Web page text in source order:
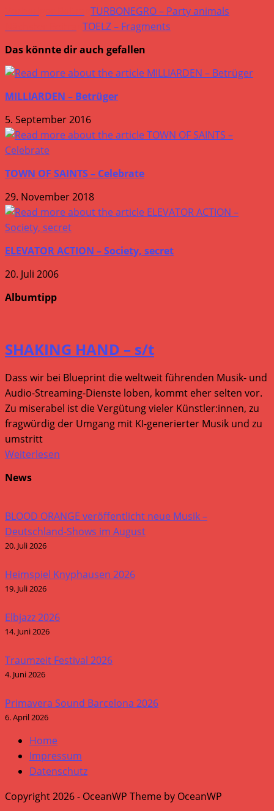
Weitere
Artikel
ansehen
TURBONEGRO – Party animals
TOELZ – Fragments
Das könnte dir auch gefallen
MILLIARDEN – Betrüger
5. September 2016
TOWN OF SAINTS – Celebrate
29. November 2018
ELEVATOR ACTION – Society, secret
20. Juli 2006
Albumtipp
SHAKING HAND – s/t
Dass wir bei Blueprint die weltweit führenden Musik- und
Audio-Streaming-Dienste loben, kommt eher selten vor.
Zu miserabel ist die Vergütung vieler Künstler:innen, zu
fragwürdig der Umgang mit KI-generierter Musik und zu
umstritt
Weiterlesen
News
BLOOD ORANGE veröffentlicht neue Musik –
Deutschland-Shows im August
20. Juli 2026
Heimspiel Knyphausen 2026
19. Juli 2026
Elbjazz 2026
14. Juni 2026
Traumzeit Festival 2026
4. Juni 2026
Primavera Sound Barcelona 2026
6. April 2026
Home
Impressum
Datenschutz
Copyright 2026 - OceanWP Theme by OceanWP